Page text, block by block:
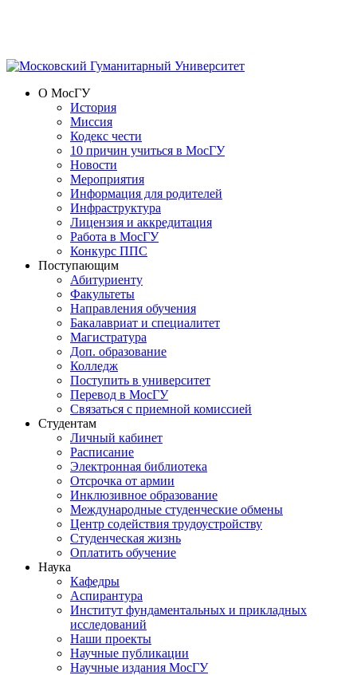
О МосГУ
История
Миссия
Кодекс чести
10 причин учиться в МосГУ
Новости
Мероприятия
Информация для родителей
Инфраструктура
Лицензия и аккредитация
Работа в МосГУ
Конкурс ППС
Поступающим
Абитуриенту
Факультеты
Направления обучения
Бакалавриат и специалитет
Магистратура
Доп. образование
Колледж
Поступить в университет
Перевод в МосГУ
Связаться с приемной комиссией
Студентам
Личный кабинет
Расписание
Электронная библиотека
Отсрочка от армии
Инклюзивное образование
Международные студенческие обмены
Центр содействия трудоустройству
Студенческая жизнь
Оплатить обучение
Наука
Кафедры
Аспирантура
Институт фундаментальных и прикладных
исследований
Наши проекты
Научные публикации
Научные издания МосГУ